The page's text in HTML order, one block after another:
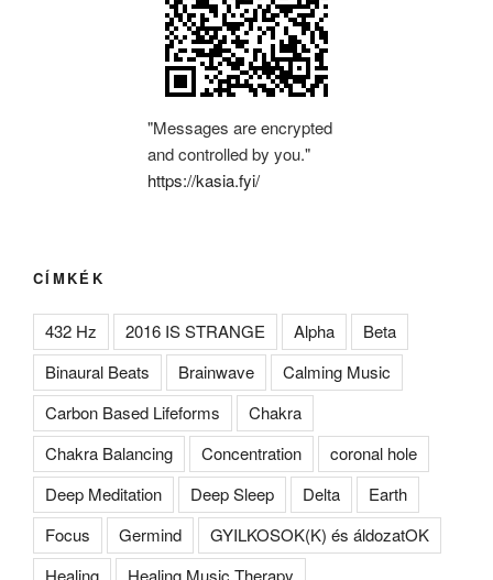
"Messages are encrypted
and controlled by you."
https://kasia.fyi/
CÍMKÉK
432 Hz 2016 IS STRANGE Alpha
Beta
Binaural Beats
Brainwave
Calming Music
Carbon Based Lifeforms
Chakra
Chakra Balancing
Concentration
coronal hole
Deep Meditation
Deep Sleep Delta
Earth
Focus
Germind
GYILKOSOK(K) és áldozatOK